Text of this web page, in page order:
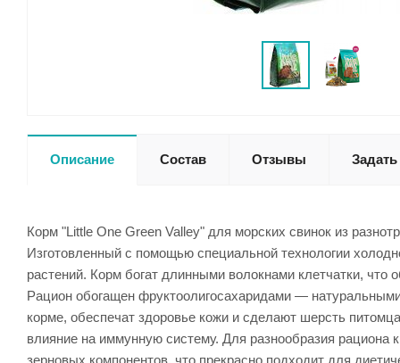
Описание Состав Отзывы
Корм "Little One Green Valley" для морских свинок из
Изготовленный с помощью специальной технологии
растений. Корм богат длинными волокнами клетчатки,
Рацион обогащен фруктоолигосахаридами —
корме, обеспечат здоровье кожи и сделают шерсть
влияние на иммунную систему. Для разнообразия
зерновых компонентов, что прекрасно подходит для